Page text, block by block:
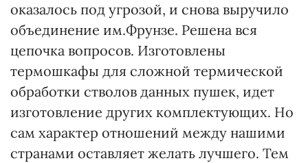
оказалось под угрозой, и снова выручило
объединение им.Фрунзе. Решена вся
цепочка вопросов. Изготовлены
термошкафы для сложной термической
обработки стволов данных пушек, идет
изготовление других комплектующих. Но
сам характер отношений между нашими
странами оставляет желать лучшего. Тем